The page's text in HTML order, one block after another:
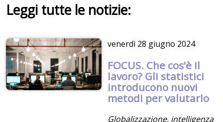
Leggi tutte le notizie:
venerdì 28 giugno 2024
FOCUS. Che cos’è il
lavoro? Gli statistici
introducono nuovi
metodi per valutarlo
Globalizzazione, intelligenza